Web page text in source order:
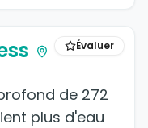
Évaluer
de 272
plus d'eau